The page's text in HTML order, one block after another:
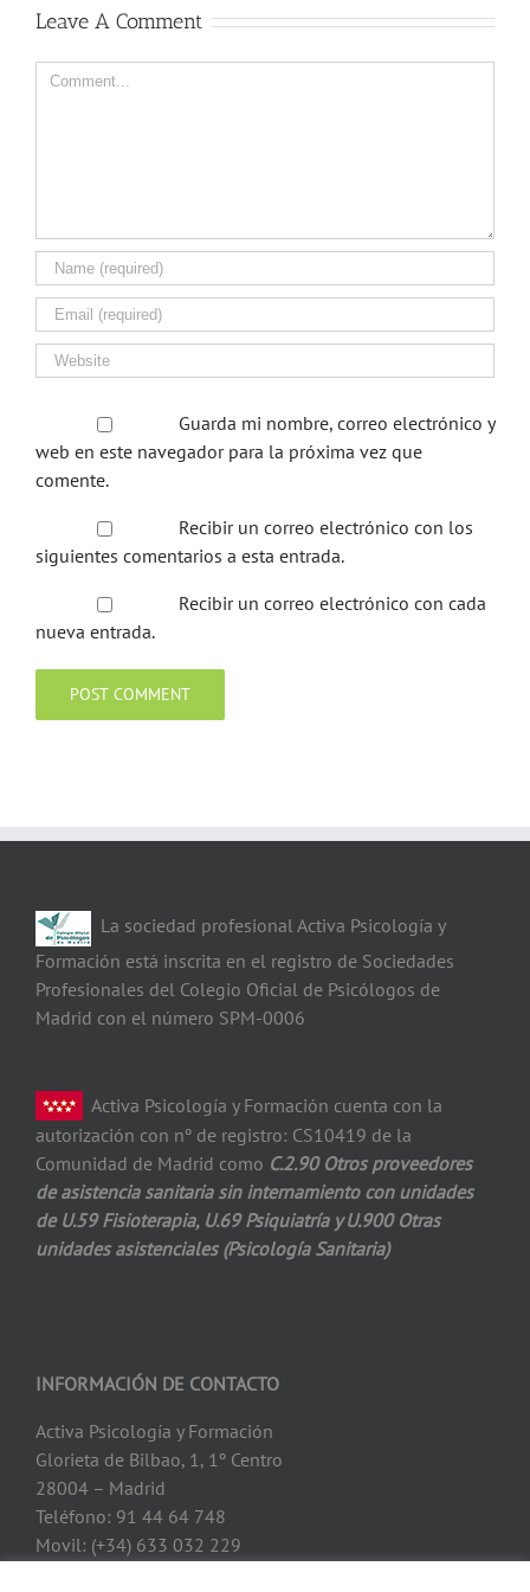
Leave A Comment
Comment
Guarda mi nombre, correo electrónico y
web en este navegador para la próxima vez que
comente.
Recibir un correo electrónico con los
siguientes comentarios a esta entrada.
Recibir un correo electrónico con cada
nueva entrada.
La sociedad profesional Activa Psicología y
Formación está inscrita en el registro de Sociedades
Profesionales del Colegio Oficial de Psicólogos de
Madrid con el número SPM-0006
Activa Psicología y Formación cuenta con la
autorización con nº de registro: CS10419 de la
Comunidad de Madrid como C.2.90 Otros proveedores
de asistencia sanitaria sin internamiento con unidades
de U.59 Fisioterapia, U.69 Psiquiatría y U.900 Otras
unidades asistenciales (Psicología Sanitaria)
INFORMACIÓN DE CONTACTO
Activa Psicología y Formación
Glorieta de Bilbao, 1, 1º Centro
28004 – Madrid
Teléfono: 91 44 64 748
Movil: (+34) 633 032 229